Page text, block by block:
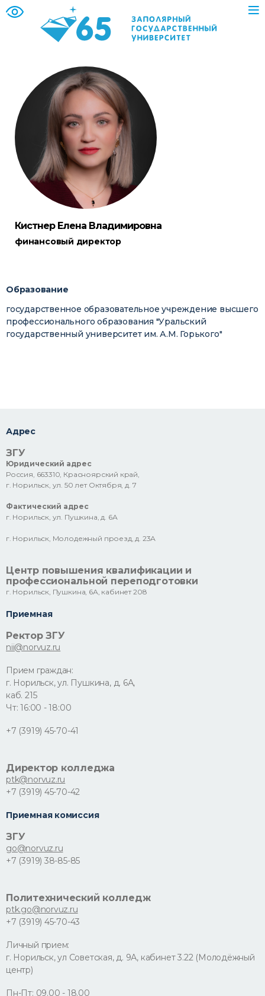
Кистнер Елена Владимировна
финансовый директор
Образование
государственное образовательное учреждение высшего
профессионального образования "Уральский
государственный университет им. А.М. Горького"
Адрес
ЗГУ
Юридический адрес
Россия, 663310, Красноярский край,
г. Норильск, ул. 50 лет Октября, д. 7
Фактический адрес
г. Норильск, ул. Пушкина, д. 6А
г. Норильск, Молодежный проезд, д. 23А
Центр повышения квалификации и
профессиональной переподготовки
г. Норильск, Пушкина, 6А, кабинет 208
Приемная
Ректор ЗГУ
nii@norvuz.ru
Прием граждан:
г. Норильск, ул. Пушкина, д. 6А,
каб. 215
Чт: 16:00 - 18:00
+7 (3919) 45-70-41
Директор колледжа
ptk@norvuz.ru
+7 (3919) 45-70-42
Приемная комиссия
ЗГУ
go@norvuz.ru
+7 (3919) 38-85-85
Политехнический колледж
ptk.go@norvuz.ru
+7 (3919) 45-70-43
Личный прием:
г. Норильск, ул Советская, д. 9А, кабинет 3.22 (Молодёжный
центр)
Пн-Пт: 09.00 - 18.00